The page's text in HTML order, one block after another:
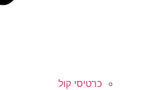
כרטיסי קול